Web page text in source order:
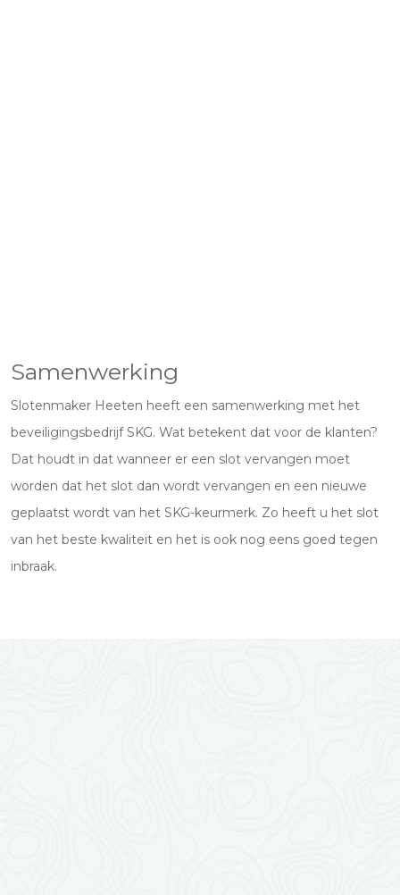
Samenwerking
Slotenmaker Heeten heeft een samenwerking met het
beveiligingsbedrijf SKG. Wat betekent dat voor de klanten?
Dat houdt in dat wanneer er een slot vervangen moet
worden dat het slot dan wordt vervangen en een nieuwe
geplaatst wordt van het SKG-keurmerk. Zo heeft u het slot
van het beste kwaliteit en het is ook nog eens goed tegen
inbraak.